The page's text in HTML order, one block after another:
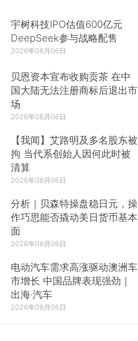
宇树科技IPO估值600亿元
DeepSeek参与战略配售
2026年08月06日
贝恩资本宣布收购贡茶 在中
国大陆无法注册商标后退出市
场
2026年08月06日
【我闻】艾路明及多名股东被
拘 当代系创始人因何此时被
清算
2026年08月06日
分析｜贝森特操盘稳日元，操
作巧思能否撬动美日货币基本
面
2026年08月06日
电动汽车需求高涨驱动澳洲车
市增长 中国品牌表现强劲｜
出海·汽车
2026年08月06日